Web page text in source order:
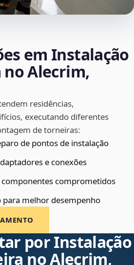
em Instalação
Alecrim,
residências,
executando diferentes
de torneiras:
de pontos de instalação
e conexões
componentes comprometidos
para melhor desempenho
por Instalação
no Alecrim,